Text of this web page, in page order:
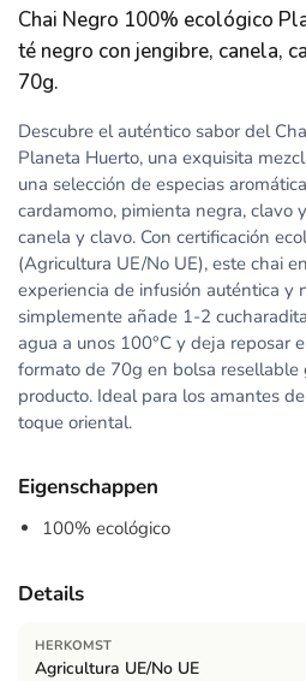
Chai Negro 100% ecológico
té negro con jengibre, canela,
70g.
Descubre el auténtico sabor del
Planeta Huerto, una exquisita
una selección de especias
cardamomo, pimienta negra, clavo
canela y clavo. Con certificación
(Agricultura UE/No UE), este chai
experiencia de infusión auténtica y
simplemente añade 1-2
agua a unos 100°C y deja reposar
formato de 70g en bolsa resellable
producto. Ideal para los amantes
toque oriental.
Eigenschappen
100% ecológico
Details
HERKOMST
Agricultura UE/No UE